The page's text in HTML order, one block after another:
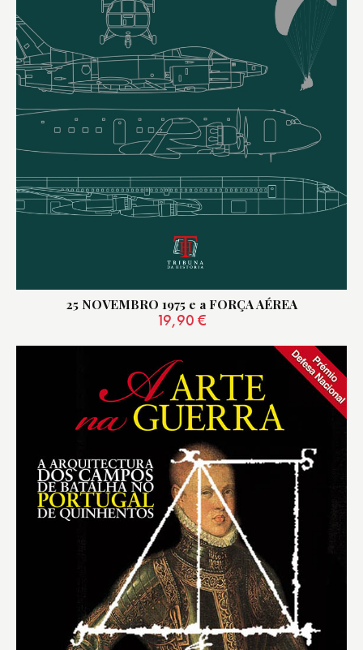
25 NOVEMBRO 1975 e a FORÇA AÉREA
19,90 €